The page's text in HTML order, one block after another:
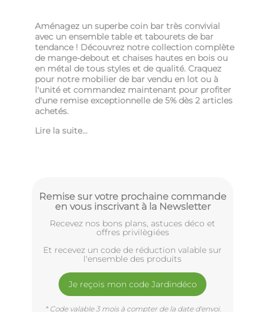
Aménagez un superbe coin bar très convivial
avec un ensemble table et tabourets de bar
tendance ! Découvrez notre collection complète
de mange-debout et chaises hautes en bois ou
en métal de tous styles et de qualité. Craquez
pour notre mobilier de bar vendu en lot ou à
l'unité et commandez maintenant pour profiter
d'une remise exceptionnelle de 5% dès 2 articles
achetés.
Lire la suite...
Remise sur votre prochaine commande
en vous inscrivant à la Newsletter
Recevez nos bons plans, astuces déco et
offres privilègiées
Et recevez un code de réduction valable sur
l'ensemble des produits
Je reçois mon code Jardindéco
* Code valable 3 mois à compter de la date d'envoi.